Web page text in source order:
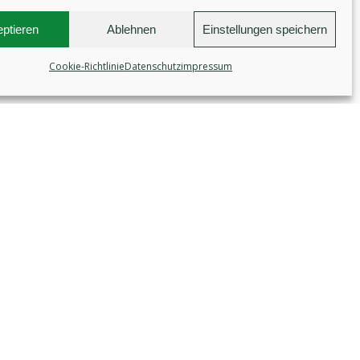
Ablehnen Einstellungen speichern
Cookie-RichtlinieDatenschutzimpressum